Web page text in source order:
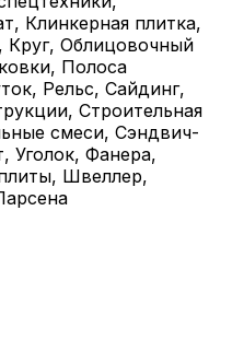
Клинкерная плитка,
Круг, Облицовочный
Полоса
Рельс, Сайдинг,
Строительная
смеси, Сэндвич-
Уголок, Фанера,
Швеллер,